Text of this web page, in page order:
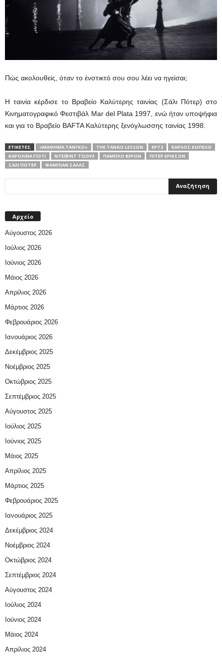
Πώς ακολουθείς, όταν το ένστικτό σου σου λέει να ηγείσαι;
Η ταινία κέρδισε το Βραβείο Καλύτερης ταινίας (Σάλι Πότερ) στο
Κινηματογραφικό Φεστιβάλ Mar del Plata 1997, ενώ ήταν υποψήφια
και για το Βραβείο BAFTA Καλύτερης ξενόγλωσσης ταινίας 1998.
ΕΤΙΚΕΤΕΣ «ΜΆΘΗΜΑ ΤΑΝΓΚΌ» THE TANGO LESSON ΕΡΤ2
ΚΆΡΛΟΣ ΚΟΠΈΛΟ
ΚΑΡΟΛΊΝΑ ΓΙΌΤΙ
ΝΤΈΙΒΙΝΤ ΤΌΟΥΛ ΠΆΜΠΛΟ ΒΕΡΌΝ
ΠΊΤΕΡ ΈΡΙΚΣΟΝ
ΣΆΛΙ ΠΌΤΕΡ
ΦΑΜΠΙΆΝ ΣΆΛΑΣ
Αρχείο
Αύγουστος 2026
Ιούλιος 2026
Ιούνιος 2026
Μάιος 2026
Απρίλιος 2026
Μάρτιος 2026
Φεβρουάριος 2026
Ιανουάριος 2026
Δεκέμβριος 2025
Νοέμβριος 2025
Οκτώβριος 2025
Σεπτέμβριος 2025
Αύγουστος 2025
Ιούλιος 2025
Ιούνιος 2025
Μάιος 2025
Απρίλιος 2025
Μάρτιος 2025
Φεβρουάριος 2025
Ιανουάριος 2025
Δεκέμβριος 2024
Νοέμβριος 2024
Οκτώβριος 2024
Σεπτέμβριος 2024
Αύγουστος 2024
Ιούλιος 2024
Ιούνιος 2024
Μάιος 2024
Απρίλιος 2024